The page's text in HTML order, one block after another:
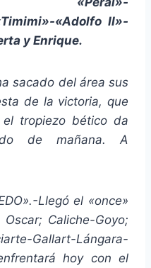
«Adolfo II»-
y Enrique.
sacado del área sus
de la victoria, que
tropiezo bético da
de mañana. A
Llegó el «once»
Caliche-Goyo;
Gallart-Lángara-
hoy con el